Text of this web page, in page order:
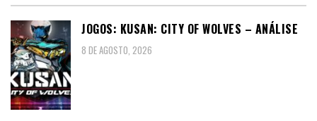
JOGOS: KUSAN: CITY OF WOLVES – ANÁLISE
8 DE AGOSTO, 2026